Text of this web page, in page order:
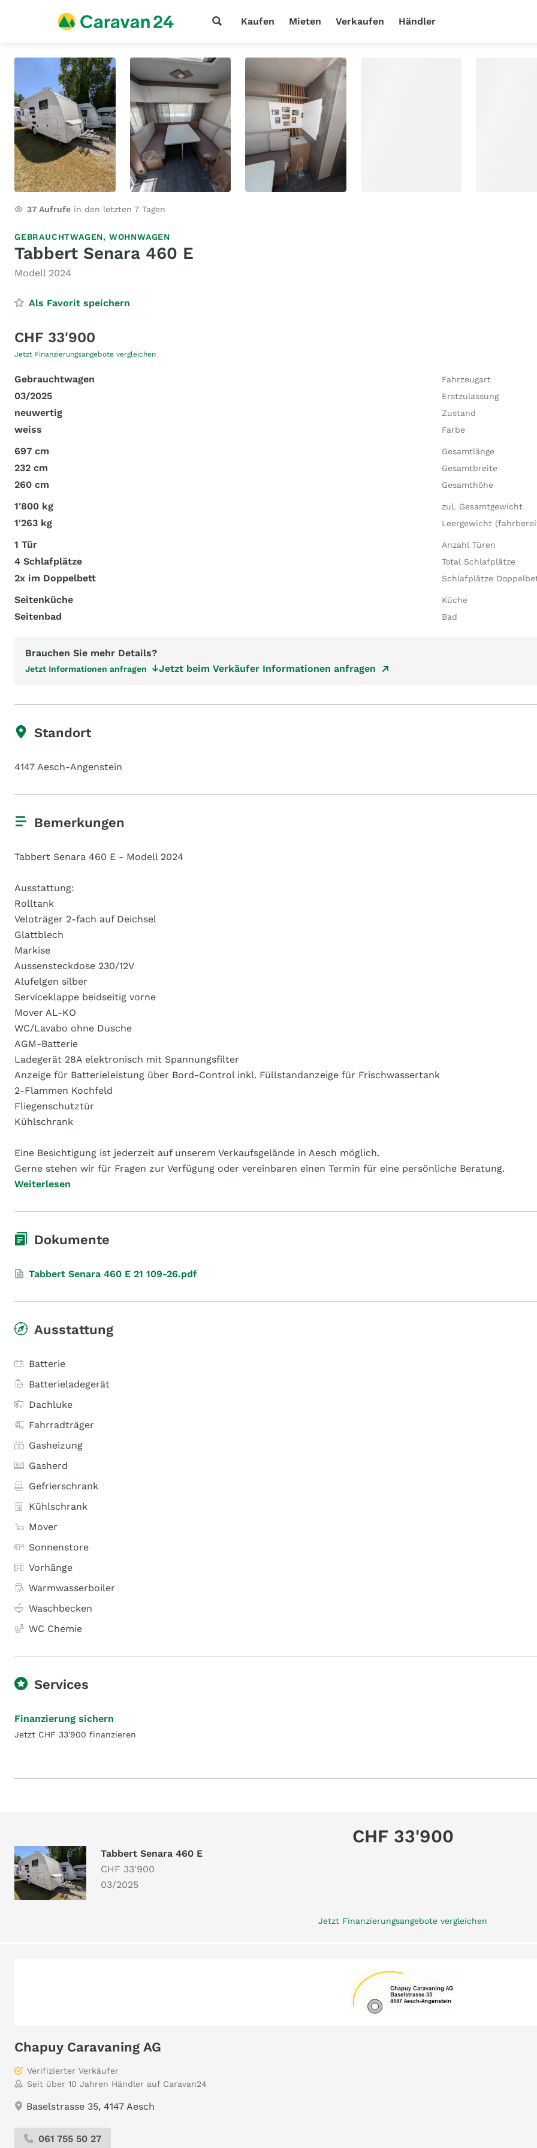
Kaufen Mieten Verkaufen Händler
37 Aufrufe in den letzten 7 Tagen
GEBRAUCHTWAGEN, WOHNWAGEN
Tabbert Senara 460 E
Modell 2024
Als Favorit speichern
CHF 33'900
Jetzt Finanzierungsangebote vergleichen
Gebrauchtwagen Fahrzeugart
03/2025 Erstzulassung
neuwertig Zustand
weiss Farbe
697 cm Gesamtlänge
232 cm Gesamtbreite
260 cm Gesamthöhe
1'800 kg zul. Gesamtgewicht
1'263 kg Leergewicht
1 Tür Anzahl Türen
4 Schlafplätze Total Schlafplätze
2x im Doppelbett Schlafplätze
Seitenküche Küche
Seitenbad Bad
Brauchen Sie mehr Details?
Jetzt Informationen anfragen Jetzt beim Verkäufer Informationen anfragen
Standort
4147 Aesch-Angenstein
Bemerkungen
Tabbert Senara 460 E - Modell 2024
Ausstattung:
Rolltank
Veloträger 2-fach auf Deichsel
Glattblech
Markise
Aussensteckdose 230/12V
Alufelgen silber
Serviceklappe beidseitig vorne
Mover AL-KO
WC/Lavabo ohne Dusche
AGM-Batterie
Ladegerät 28A elektronisch mit Spannungsfilter
Anzeige für Batterieleistung über Bord-Control inkl. Füllstandanzeige für Frischwassertank
2-Flammen Kochfeld
Fliegenschutztür
Kühlschrank
Eine Besichtigung ist jederzeit auf unserem Verkaufsgelände in Aesch möglich.
Gerne stehen wir für Fragen zur Verfügung oder vereinbaren einen Termin für eine persönliche Beratung.
Weiterlesen
Dokumente
Tabbert Senara 460 E 21 109-26.pdf
Ausstattung
Batterie
Batterieladegerät
Dachluke
Fahrradträger
Gasheizung
Gasherd
Gefrierschrank
Kühlschrank
Mover
Sonnenstore
Vorhänge
Warmwasserboiler
Waschbecken
WC Chemie
Services
Finanzierung sichern
Jetzt CHF 33'900 finanzieren
CHF 33'900
Tabbert Senara 460 E
CHF 33'900
03/2025
Jetzt Finanzierungsangebote vergleichen
Chapuy Caravaning AG
Verifizierter Verkäufer
Seit über 10 Jahren Händler auf Caravan24
Baselstrasse 35, 4147 Aesch
061 755 50 27